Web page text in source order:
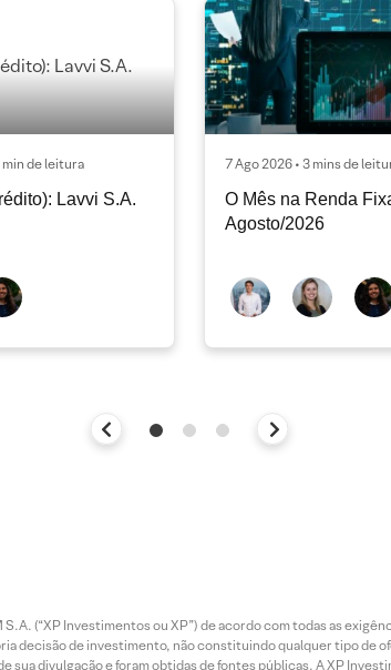
min de leitura
Lavvi S.A.
7 Ago 2026 • 3 mins de
O Mês na Renda
Agosto/2026
(“XP Investimentos ou XP”) de acordo com todas as
decisão de investimento, não constituindo qualquer tipo de
divulgação e foram obtidas de fontes públicas. A XP